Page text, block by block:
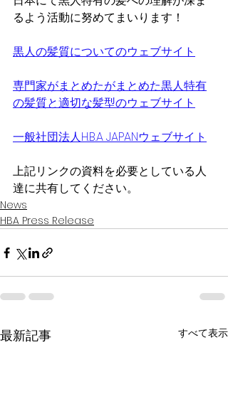
るよう活動に努めてまいります！
黒人の髪質についてのウェブサイト
専門家がまとめたがまとめた黒人特有
の髪質と適切な髪型のウェブサイト
一般社団法人H.B.A JAPANウェブサイト
上記リンクの資料を必要としている人
達に共有してください。
News
HBA Press Release
最新記事 すべて表示